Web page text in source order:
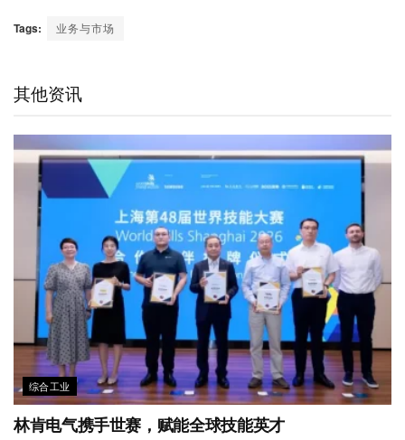
C
n
i
o
n
i
Tags: 业务与市场
其他资讯
综合工业
林肯电气携手世赛，赋能全球技能英才